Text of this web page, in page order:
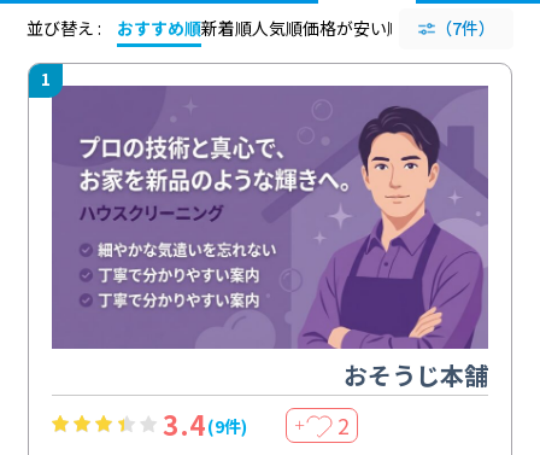
並び替え :
おすすめ順新着順人気順価格が安い順 評価が高い順
（7件）
1
おそうじ本舗
3.4(9件) ＋ 2